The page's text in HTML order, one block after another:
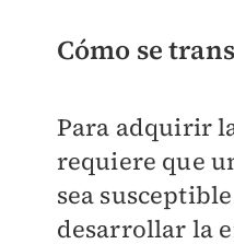
Cómo se
Para adquirir
requiere que
sea
desarrollar la